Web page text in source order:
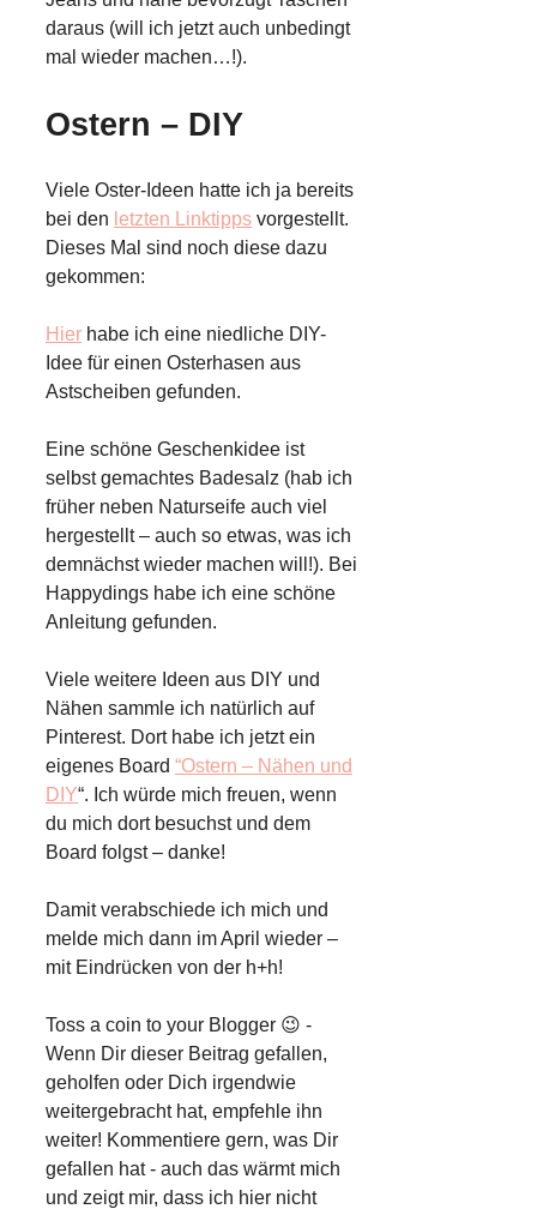
daraus (will ich jetzt auch unbedingt
mal wieder machen…!).
Ostern – DIY
Viele Oster-Ideen hatte ich ja bereits
bei den letzten Linktipps vorgestellt.
Dieses Mal sind noch diese dazu
gekommen:
Hier habe ich eine niedliche DIY-
Idee für einen Osterhasen aus
Astscheiben gefunden.
Eine schöne Geschenkidee ist
selbst gemachtes Badesalz (hab ich
früher neben Naturseife auch viel
hergestellt – auch so etwas, was ich
demnächst wieder machen will!). Bei
Happydings habe ich eine schöne
Anleitung gefunden.
Viele weitere Ideen aus DIY und
Nähen sammle ich natürlich auf
Pinterest. Dort habe ich jetzt ein
eigenes Board “Ostern – Nähen und
DIY“. Ich würde mich freuen, wenn
du mich dort besuchst und dem
Board folgst – danke!
Damit verabschiede ich mich und
melde mich dann im April wieder –
mit Eindrücken von der h+h!
Toss a coin to your Blogger 😉 -
Wenn Dir dieser Beitrag gefallen,
geholfen oder Dich irgendwie
weitergebracht hat, empfehle ihn
weiter! Kommentiere gern, was Dir
gefallen hat - auch das wärmt mich
und zeigt mir, dass ich hier nicht